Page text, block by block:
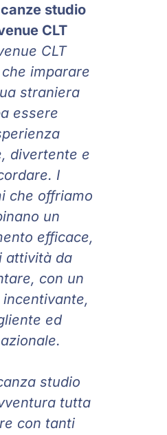
studio
CLT
CLT
imparare
straniera
essere
divertente e
I
che offriamo
un
efficace,
attività da
con un
ed
studio
tutta
con tanti